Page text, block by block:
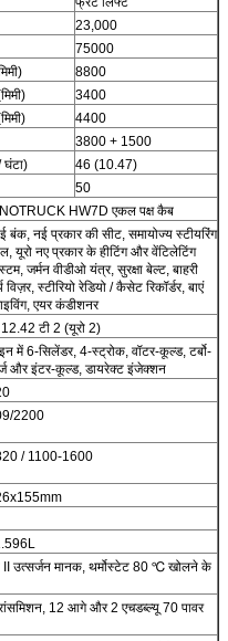
23,000
75000
8800
3400
4400
3800 + 1500
घंटा)
46 (10.47)
50
HW7D एकल पक्ष कैब
बंक, नई प्रकार की सीट, समायोज्य स्टीयरिंग
यूरो नए प्रकार के हीटिंग और वेंटिलेटिंग
जर्मन वीडीओ यंत्र, सुरक्षा बेल्ट, बाहरी
विज़र, स्टीरियो रेडियो / कैसेट रिकॉर्डर, बाएं
एयर कंडीशनर
12.42 टी 2 (यूरो 2)
में 6-सिलेंडर, 4-स्ट्रोक, वॉटर-कूल्ड, टर्बो-
और इंटर-कूल्ड, डायरेक्ट इंजेक्शन
2200
/ 1100-1600
II उत्सर्जन मानक, थर्मोस्टेट 80 ℃ खोलने के
12 आगे और 2 एचडब्ल्यू 70 पावर